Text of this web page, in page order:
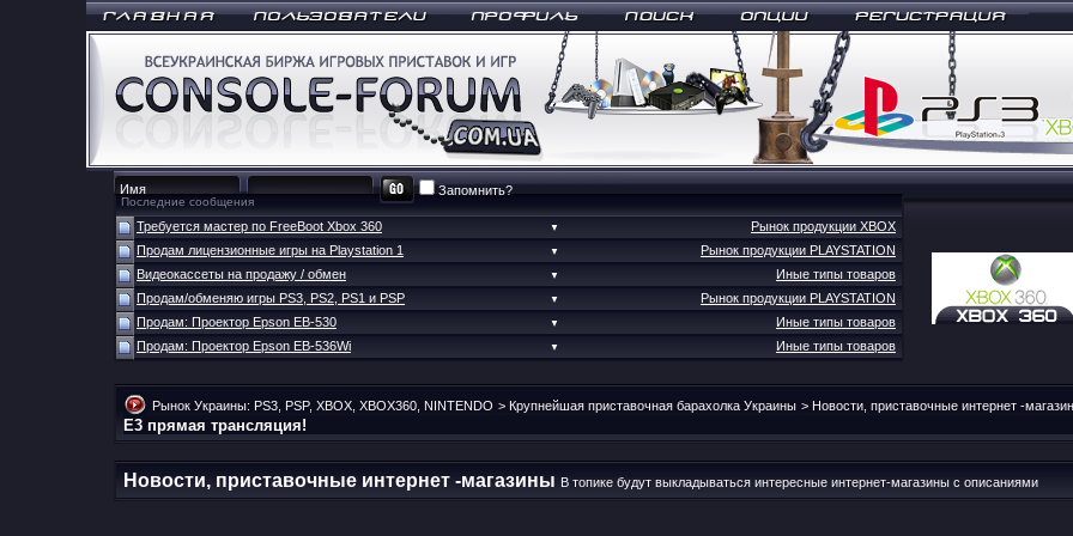
Запомнить?
Последние сообщения
Требуется мастер по FreeBoot Xbox 360 ▼
Рынок продукции XBOX
Продам лицензионные игры на Playstation 1
▼
Рынок продукции PLAYSTATION
Видеокассеты на продажу / обмен
▼
Иные типы товаров
Продам/обменяю игры PS3, PS2, PS1 и PSP
▼
Рынок продукции PLAYSTATION
Продам: Проектор Epson EB-530
▼
Иные типы товаров
Продам: Проектор Epson EB-536Wi
▼ Иные типы товаров
Рынок Украины: PS3, PSP, XBOX, XBOX360, NINTENDO > Крупнейшая приставочная барахолка Украины > Новости, приставочные интернет -
E3 прямая трансляция!
Новости, приставочные интернет -магазины В топике будут выкладываться интересные интернет-магазины с описаниями